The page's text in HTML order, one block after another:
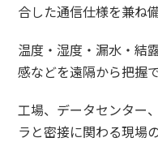
合した通信仕様を兼ね
温度・湿度・漏水・結
感などを遠隔から把握
工場、データセンター
ラと密接に関わる現場